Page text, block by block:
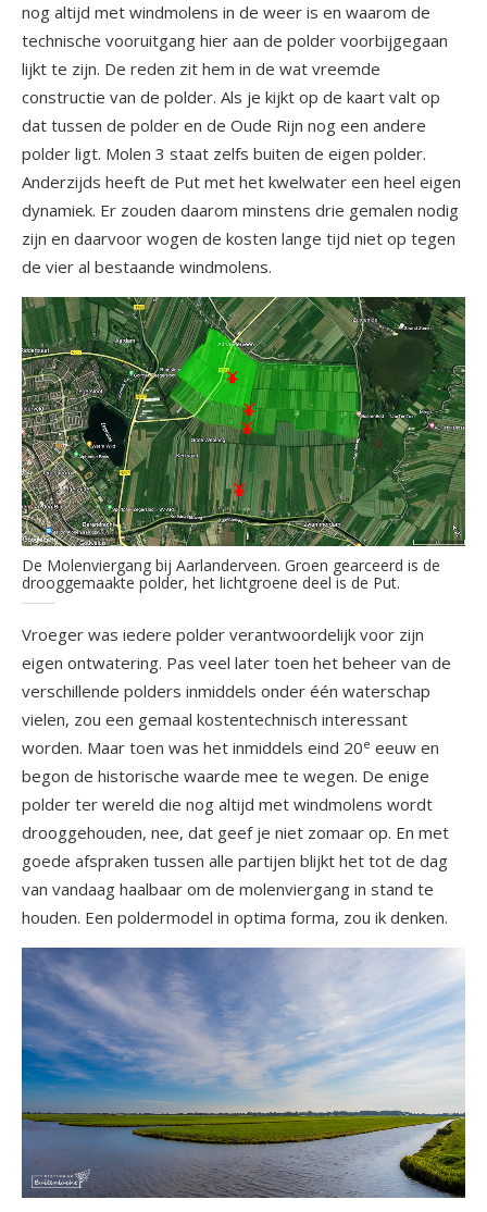
nog altijd met windmolens in de weer is en waarom de
technische vooruitgang hier aan de polder voorbijgegaan
lijkt te zijn. De reden zit hem in de wat vreemde
constructie van de polder. Als je kijkt op de kaart valt op
dat tussen de polder en de Oude Rijn nog een andere
polder ligt. Molen 3 staat zelfs buiten de eigen polder.
Anderzijds heeft de Put met het kwelwater een heel eigen
dynamiek. Er zouden daarom minstens drie gemalen nodig
zijn en daarvoor wogen de kosten lange tijd niet op tegen
de vier al bestaande windmolens.
De Molenviergang bij Aarlanderveen. Groen gearceerd is de
drooggemaakte polder, het lichtgroene deel is de Put.
Vroeger was iedere polder verantwoordelijk voor zijn
eigen ontwatering. Pas veel later toen het beheer van de
verschillende polders inmiddels onder één waterschap
vielen, zou een gemaal kostentechnisch interessant
worden. Maar toen was het inmiddels eind 20e eeuw en
begon de historische waarde mee te wegen. De enige
polder ter wereld die nog altijd met windmolens wordt
drooggehouden, nee, dat geef je niet zomaar op. En met
goede afspraken tussen alle partijen blijkt het tot de dag
van vandaag haalbaar om de molenviergang in stand te
houden. Een poldermodel in optima forma, zou ik denken.